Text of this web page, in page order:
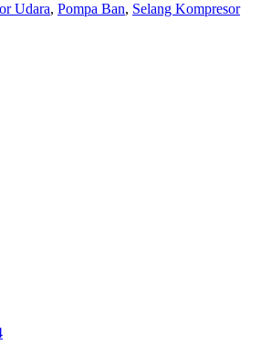
Udara, Pompa Ban, Selang Kompresor